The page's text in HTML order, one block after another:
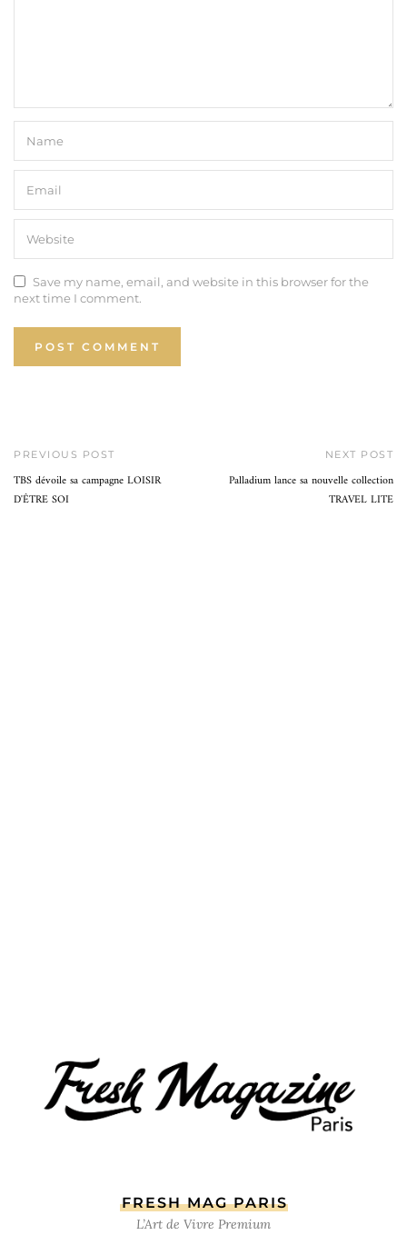
Save my name, email, and website in this browser for the
next time I comment.
PREVIOUS POST
TBS dévoile sa campagne LOISIR
D'ÊTRE SOI
NEXT POST
Palladium lance sa nouvelle collection
TRAVEL LITE
FRESH MAG PARIS
L’Art de Vivre Premium